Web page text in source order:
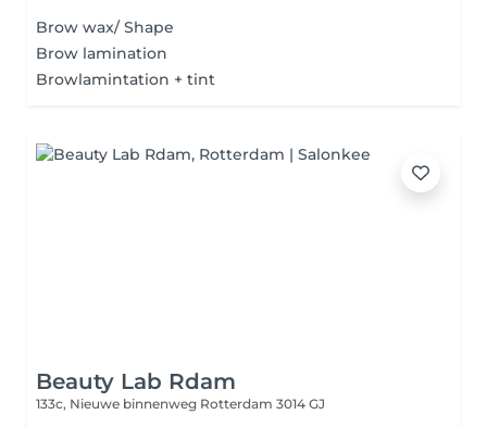
Brow wax/ Shape
Brow lamination
Browlamintation + tint
Beauty Lab Rdam
133c, Nieuwe binnenweg Rotterdam 3014 GJ